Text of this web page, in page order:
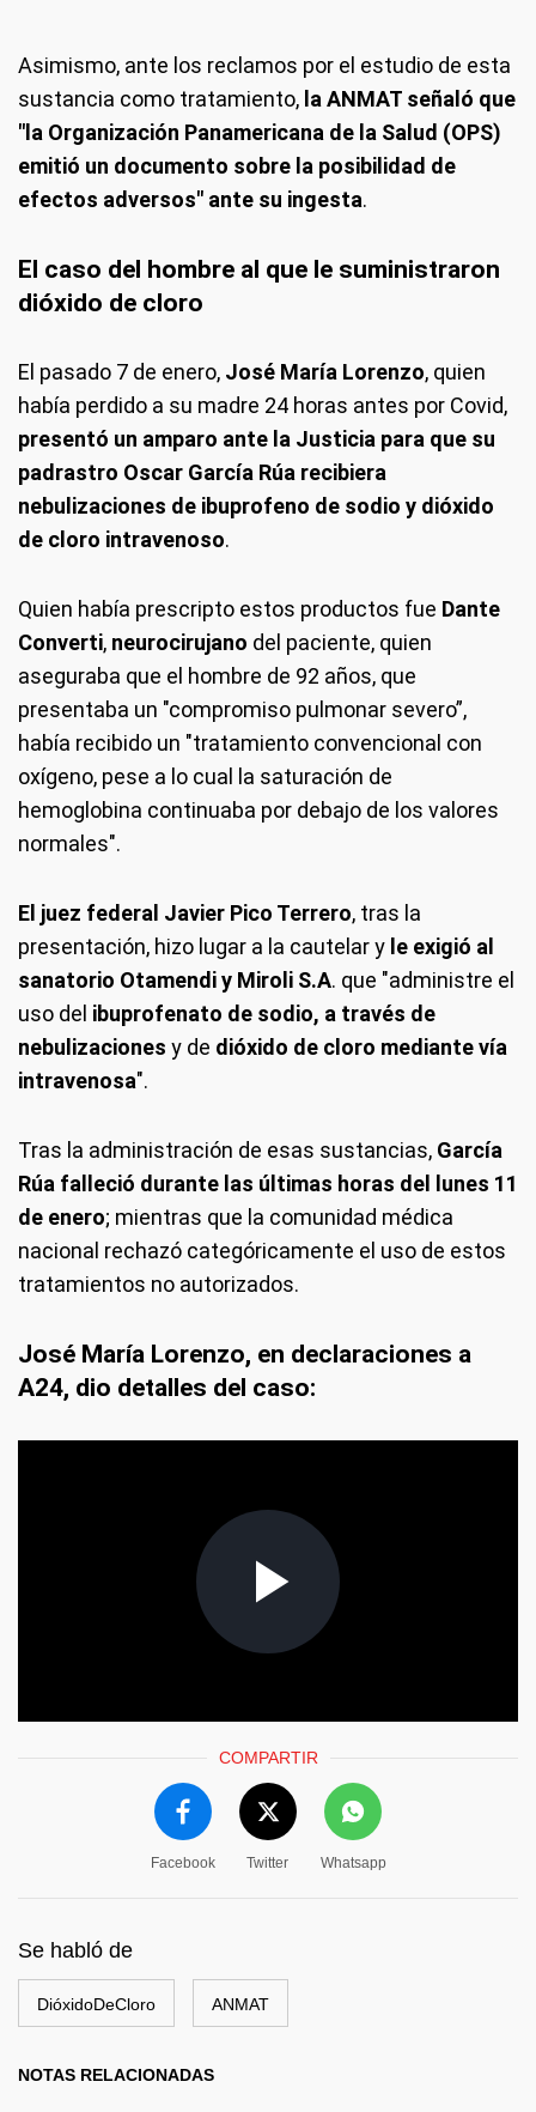
Asimismo, ante los reclamos por el estudio de esta
sustancia como tratamiento, la ANMAT señaló que
"la Organización Panamericana de la Salud (OPS)
emitió un documento sobre la posibilidad de
efectos adversos" ante su ingesta.
El caso del hombre al que le suministraron
dióxido de cloro
El pasado 7 de enero, José María Lorenzo, quien
había perdido a su madre 24 horas antes por Covid,
presentó un amparo ante la Justicia para que su
padrastro Oscar García Rúa recibiera
nebulizaciones de ibuprofeno de sodio y dióxido
de cloro intravenoso.
Quien había prescripto estos productos fue Dante
Converti, neurocirujano del paciente, quien
aseguraba que el hombre de 92 años, que
presentaba un "compromiso pulmonar severo”,
había recibido un "tratamiento convencional con
oxígeno, pese a lo cual la saturación de
hemoglobina continuaba por debajo de los valores
normales".
El juez federal Javier Pico Terrero, tras la
presentación, hizo lugar a la cautelar y le exigió al
sanatorio Otamendi y Miroli S.A. que "administre el
uso del ibuprofenato de sodio, a través de
nebulizaciones y de dióxido de cloro mediante vía
intravenosa".
Tras la administración de esas sustancias, García
Rúa falleció durante las últimas horas del lunes 11
de enero; mientras que la comunidad médica
nacional rechazó categóricamente el uso de estos
tratamientos no autorizados.
José María Lorenzo, en declaraciones a
A24, dio detalles del caso:
COMPARTIR
Facebook Twitter Whatsapp
Se habló de
DióxidoDeCloro ANMAT
NOTAS RELACIONADAS